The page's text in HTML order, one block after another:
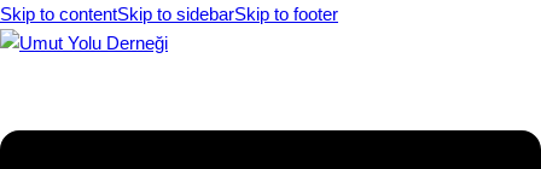
Skip to contentSkip to sidebarSkip to footer